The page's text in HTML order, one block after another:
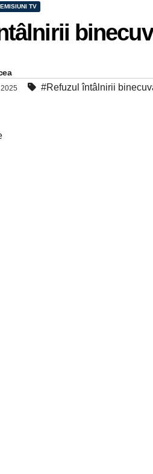
EMISIUNI TV
#Refuzul întâlnirii